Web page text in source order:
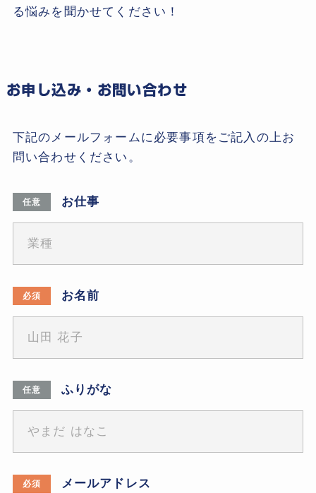
る悩みを聞かせてください！
お申し込み・お問い合わせ
下記のメールフォームに必要事項をご記入の上お
問い合わせください。
任意 お仕事
必須 お名前
任意 ふりがな
必須 メールアドレス